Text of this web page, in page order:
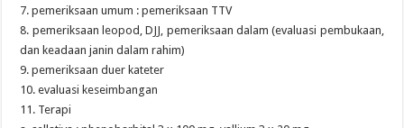
7. pemeriksaan umum : pemeriksaan TTV
8. pemeriksaan leopod, DJJ, pemeriksaan dalam (evaluasi pembukaan,
dan keadaan janin dalam rahim)
9. pemeriksaan duer kateter
10. evaluasi keseimbangan
11. Terapi